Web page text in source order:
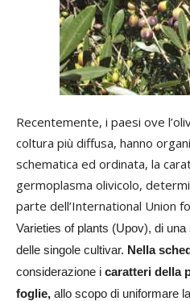
Recentemente, i paesi ove
coltura più diffusa, hanno
schematica ed ordinata, la
germoplasma olivicolo,
parte dell’International Union
Varieties of plants (Upov), di
delle singole cultivar. Nella
considerazione i caratteri della
foglie, allo scopo di uniformare